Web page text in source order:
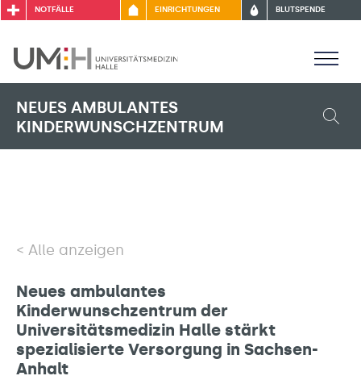
NOTFÄLLE EINRICHTUNGEN BLUTSPENDE
NEUES AMBULANTES
KINDERWUNSCHZENTRUM
Alle anzeigen
Neues ambulantes
Kinderwunschzentrum der
Universitätsmedizin Halle stärkt
spezialisierte Versorgung in Sachsen-
Anhalt